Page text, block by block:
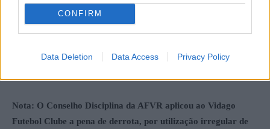
CONFIRM
Data Deletion Data Access Privacy Policy
16º Sabroso | 3 JGS | 2 PTS
Nota: O Conselho Disciplina da AFVR aplicou ao Vidago
Futebol Clube a pena de derrota, por utilização irregular de